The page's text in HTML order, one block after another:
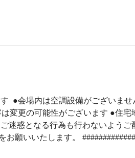
●会場内は空調設備がございませ
変更の可能性がございます ●住宅
迷惑となる行為も行わないようご
願いいたします。